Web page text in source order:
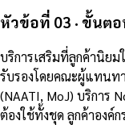
หัวข้อที่ 03 · ขั้นต
บริการเสริมที่ลูกค้านิยม
รับรองโดยคณะผู้แทนท
(NAATI, MoJ) บริการ
ต้องใช้ทั้งชุด ลูกค้าองค์